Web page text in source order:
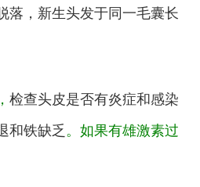
落，新生头发于同一毛囊长
检查头皮是否有炎症和感染
和铁缺乏 。如果有雄激素过